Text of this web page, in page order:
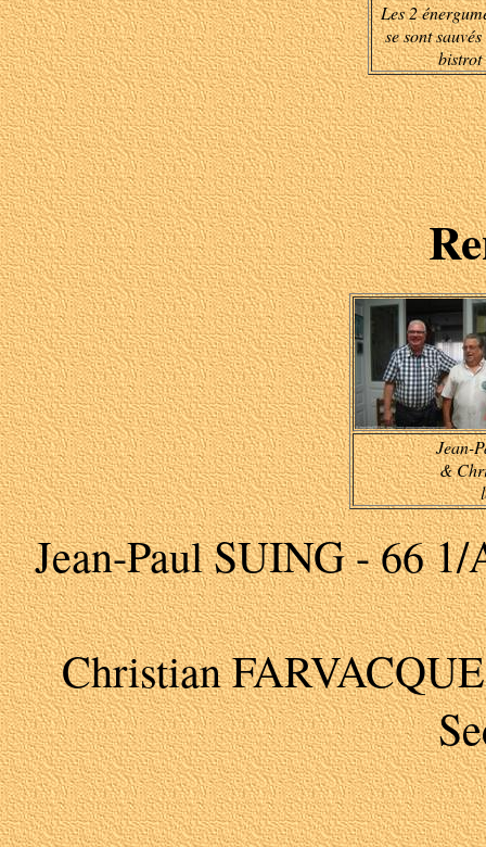
Les 2
se sont
bistrot
Jean-
&
Jean-Paul SUING - 66 1/
Christian